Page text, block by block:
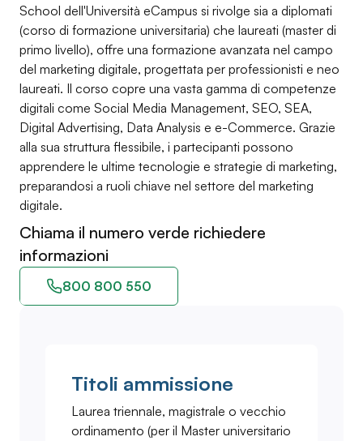
School dell'Università eCampus si rivolge sia a diplomati
(corso di formazione universitaria) che laureati (master di
primo livello), offre una formazione avanzata nel campo
del marketing digitale, progettata per professionisti e neo
laureati. Il corso copre una vasta gamma di competenze
digitali come Social Media Management, SEO, SEA,
Digital Advertising, Data Analysis e e-Commerce. Grazie
alla sua struttura flessibile, i partecipanti possono
apprendere le ultime tecnologie e strategie di marketing,
preparandosi a ruoli chiave nel settore del marketing
digitale.
Chiama il numero verde richiedere
informazioni
800 800 550
Titoli ammissione
Laurea triennale, magistrale o vecchio
ordinamento (per il Master universitario